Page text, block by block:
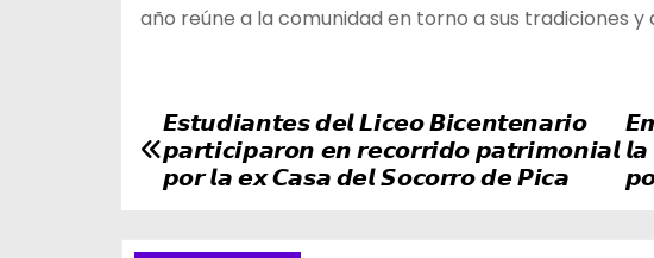
año reúne a la comunidad en torno a sus tradiciones y
N𝙀𝙨𝙩𝙪𝙙𝙞𝙖𝙣𝙩𝙚𝙨 𝙙𝙚𝙡 𝙇𝙞𝙘𝙚𝙤 𝘽𝙞𝙘𝙚𝙣𝙩𝙚𝙣𝙖𝙧𝙞𝙤
𝙥𝙖𝙧𝙩𝙞𝙘𝙞𝙥𝙖𝙧𝙤𝙣 𝙚𝙣 𝙧𝙚𝙘𝙤𝙧𝙧𝙞𝙙𝙤 𝙥𝙖𝙩𝙧𝙞𝙢𝙤𝙣𝙞𝙖𝙡
𝙥𝙤𝙧 𝙡𝙖 𝙚𝙭 𝘾𝙖𝙨𝙖 𝙙𝙚𝙡 𝙎𝙤𝙘𝙤𝙧𝙧𝙤 𝙙𝙚 𝙋𝙞𝙘𝙖